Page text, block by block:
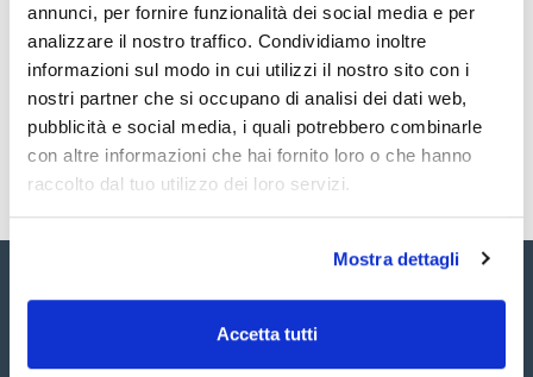
annunci, per fornire funzionalità dei social media e per
analizzare il nostro traffico. Condividiamo inoltre
informazioni sul modo in cui utilizzi il nostro sito con i
nostri partner che si occupano di analisi dei dati web,
pubblicità e social media, i quali potrebbero combinarle
con altre informazioni che hai fornito loro o che hanno
raccolto dal tuo utilizzo dei loro servizi.
Mostra dettagli
Accetta tutti
Codice
SBPCB11310
Confezionamento
x10mg
Prezzo
Acquista
Controlla le
scorte